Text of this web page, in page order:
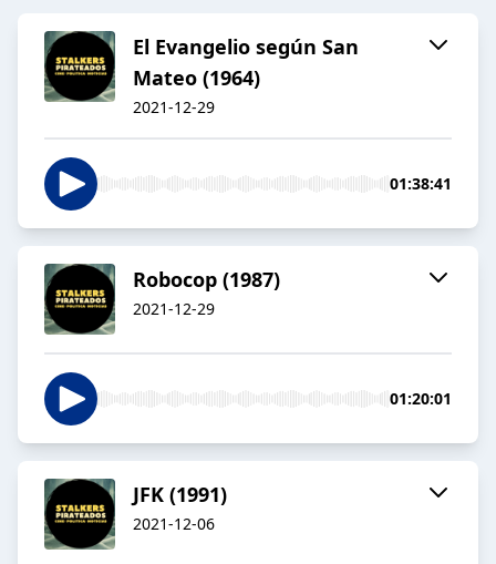
El Evangelio según San
Mateo (1964)
2021-12-29
01:38:41
Robocop (1987)
2021-12-29
01:20:01
JFK (1991)
2021-12-06